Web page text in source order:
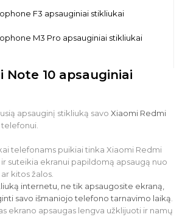
F3 apsauginiai stikliukai
M3 Pro apsauginiai stikliukai
Note 10 apsauginiai
apsauginį stikliuką savo Xiaomi Redmi
telefonams puikiai tinka Xiaomi Redmi
suteikia ekranui papildomą apsaugą nuo
kitos žalos.
internetu, ne tik apsaugosite ekraną,
savo išmaniojo telefono tarnavimo laiką
ekrano apsaugas lengva užklijuoti ir namų